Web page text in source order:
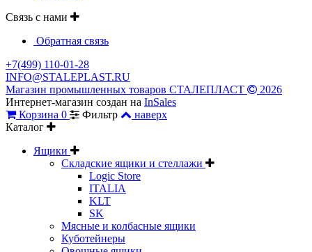
Связь с нами
Обратная связь
+7(499) 110-01-28
INFO@STALEPLAST.RU
Магазин промышленных товаров СТАЛЕПЛАСТ
2026
Интернет-магазин создан на InSales
Корзина 0 Фильтр
наверх
Каталог
Ящики
Складские ящики и стеллажи
Logic Store
ITALIA
KLT
SK
Мясные и колбасные ящики
Куботейнеры